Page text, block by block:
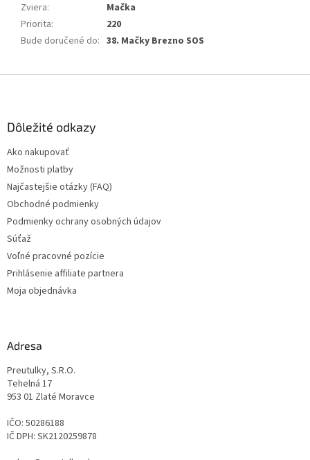
Zviera:
Mačka
Priorita:
220
Bude doručené do: 38. Mačky Brezno SOS
Dôležité odkazy
Ako nakupovať
Možnosti platby
Najčastejšie otázky (FAQ)
Obchodné podmienky
Podmienky ochrany osobných údajov
Súťaž
Voľné pracovné pozície
Prihlásenie affiliate partnera
Moja objednávka
Adresa
Preutulky, S.R.O.
Tehelná 17
953 01 Zlaté Moravce
IČO: 50286188
IČ DPH: SK2120259878